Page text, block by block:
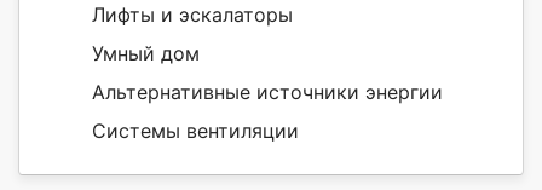
Лифты и эскалаторы
Умный дом
Альтернативные источники энергии
Системы вентиляции